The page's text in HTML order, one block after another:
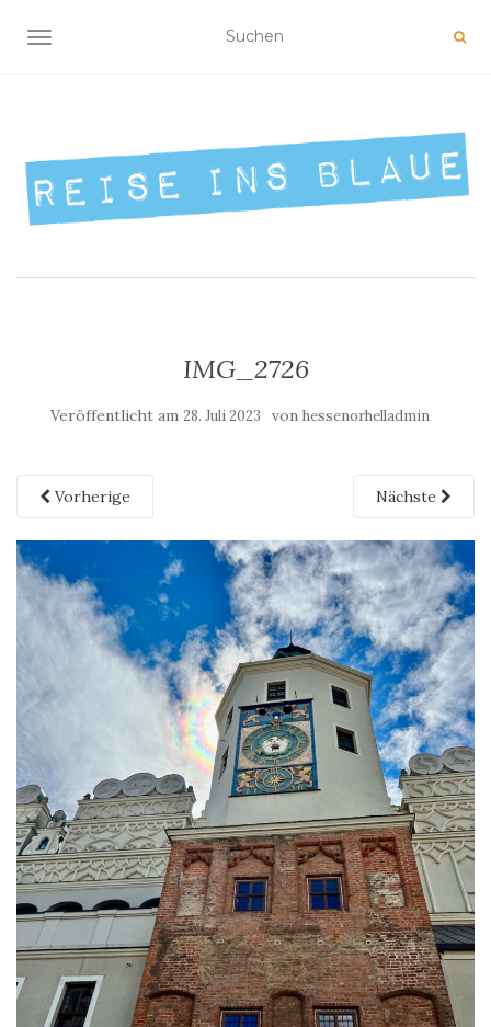
NAVIGATION UMSCHALTEN
IMG_2726
Veröffentlicht am 28. Juli 2023 von hessenorhelladmin
Vorherige Nächste